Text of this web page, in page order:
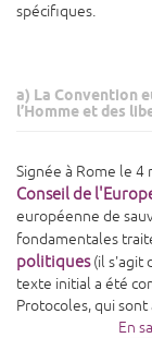
spécifiques.
a) La Convention
l’Homme et des
Signée à Rome le
Conseil de
européenne de
fondamentales
politiques(il s'agit
texte initial a été
Protocoles, qui
En